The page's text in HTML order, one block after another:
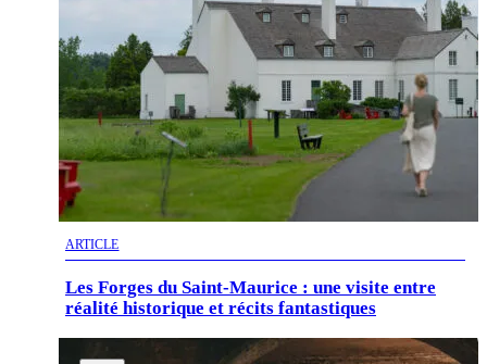
ARTICLE
Les Forges du Saint-Maurice : une visite entre
réalité historique et récits fantastiques